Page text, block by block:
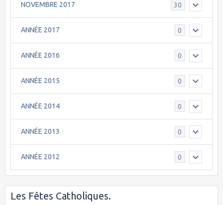
NOVEMBRE 2017 30
ANNÉE 2017 0
ANNÉE 2016 0
ANNÉE 2015 0
ANNÉE 2014 0
ANNÉE 2013 0
ANNÉE 2012 0
Les Fêtes Catholiques.